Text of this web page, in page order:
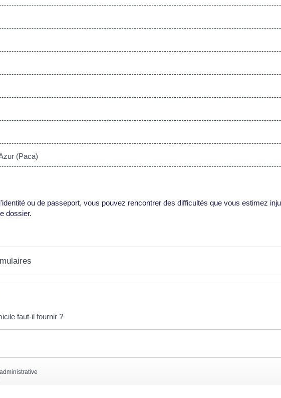
(Paca)
ou de passeport, vous pouvez rencontrer des difficultés que vous estimez
dossier.
faut-il fournir ?